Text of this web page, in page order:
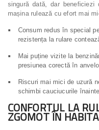
singură dată, dar
mașina rulează cu efort mai
Consum redus în special
rezistența la rulare
Mai puține vizite la
presiunea corectă în
Riscuri mai mici de uzură
schimbi cauciucurile
CONFORTUL LA
ZGOMOT ÎN